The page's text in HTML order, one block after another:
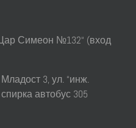
Симеон №132“ (вход
3, ул. “инж.
автобус 305